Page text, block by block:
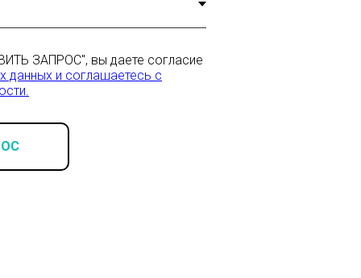
ЗАПРОС", вы даете согласие
данных и соглашаетесь c